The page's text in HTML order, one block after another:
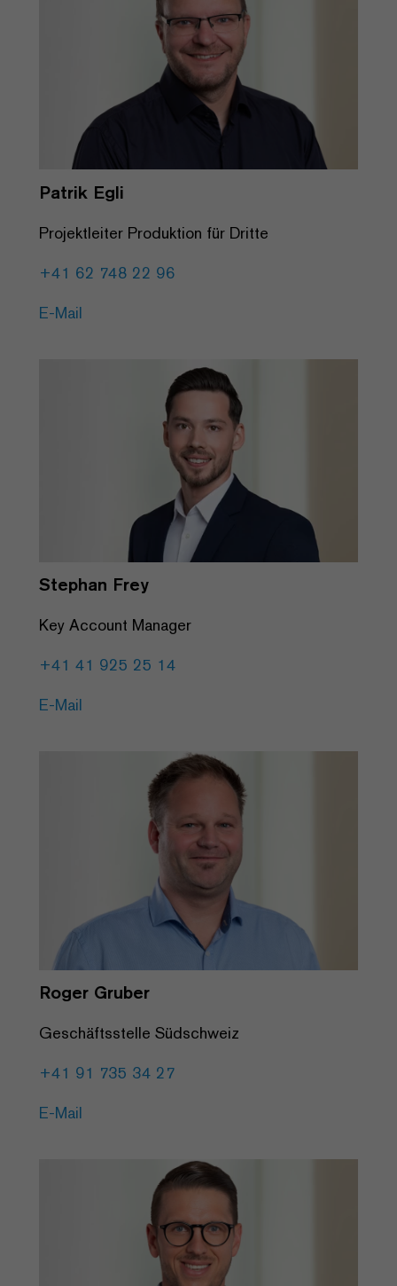
Patrik Egli
Projektleiter Produktion für Dritte
+41 62 748 22 96
E-Mail
Stephan Frey
Key Account Manager
+41 41 925 25 14
E-Mail
Roger Gruber
Geschäftsstelle Südschweiz
+41 91 735 34 27
E-Mail